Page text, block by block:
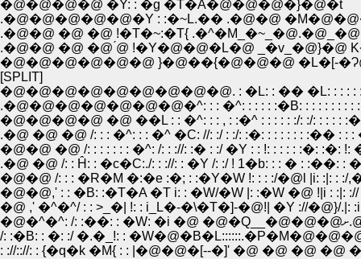
�@�@�@�@ �Y: : �g �T�A�@�@�@�}�@�t
.�@�@�@�@�@�Y : :�~L.�� .�@�@
.�@�@ �@ �@ !�T�~:�T{
.�@�@ �@ �@ ́@ !�Y�@�@�L�@ _�v_�@}�@
�@�@�@�@�@�@ }�@��{�@�@�@ �L�[-
[SPLIT]
�@�@�@�@�@�@�@�@�@. : �L: : �� �L: : : : : : :
.�@�@�@�@�@�@�@�^: : : �^: : : : : :�B: : : : : : : : :
�@�@�@�@ �@ ��L : : �^: : : , : :�^ : : : : : :/: :/: : : : :
.�@ �@ �@ /: : : �^: : : �^ �C: //: :/ : :/: :�: : : : : : : :�� : : :
�@�@ �@ /: : : : : : : �^: /: : ://: :� : :/ �Y : : !: : : : : :�: :�: !:
.�@ �@ /: : Ĥ: : �c�C:./: : ://: : �Y /: :/ ! 1�b: : : � : :��: :
�@�@ /: : : �R�M �:�e :�; : :�Y�W !: : : :/�@l |i: :|: :
�@�@,' : : �B: :�T�A �T i: : �W/�W |: :�W �@ !|i : :|: ://
�@ ,' �^�^/ : : >_�| !: : i_L�-�\�T�]-�@!| �Y ://�@}/.|: :i|
/: :�B: : �: :/ �.�_!: :
: ://:://: : {�q�k �M{ : : |�@�@�[--�]' �@ �@ �@ �@